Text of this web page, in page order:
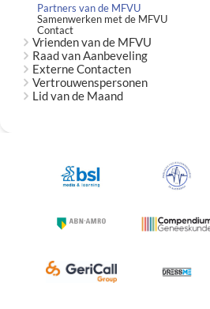
Partners van de MFVU
Samenwerken met de MFVU
Contact
Vrienden van de MFVU
Raad van Aanbeveling
Externe Contacten
Vertrouwenspersonen
Lid van de Maand